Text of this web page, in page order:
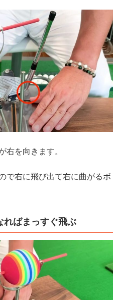
右を向きます。
で右に飛び出て右に曲がるボ
ればまっすぐ飛ぶ